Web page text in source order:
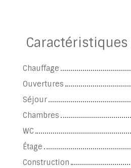
Caractéristiques
Chauffage
Ouvertures
Séjour
Chambres
WC
Étage
Construction